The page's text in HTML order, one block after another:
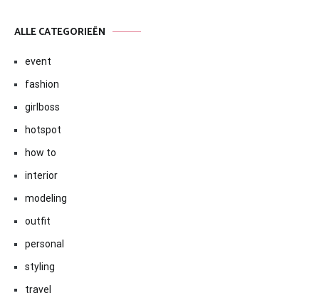
ALLE CATEGORIEËN
event
fashion
girlboss
hotspot
how to
interior
modeling
outfit
personal
styling
travel